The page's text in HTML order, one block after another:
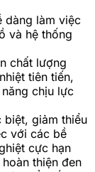
dàng làm việc
và hệ thống
chất lượng
tiên tiến,
chịu lực
biệt, giảm thiểu
với các bề
cực hạn
thiện đen